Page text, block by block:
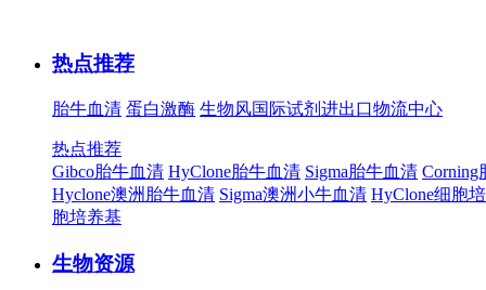
热点推荐
胎牛血清 蛋白激酶 生物风国际试剂进出口物流中心
热点推荐
Gibco胎牛血清 HyClone胎牛血清 Sigma胎牛血清 Corning
Hyclone澳洲胎牛血清 Sigma澳洲小牛血清 HyClone细胞
胞培养基
生物资源